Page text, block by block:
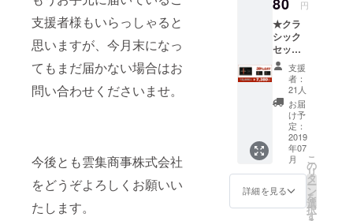
支援者様もいらっしゃると
思いますが、今月末になっ
てもまだ届かない場合はお
問い合わせくださいませ。
今後とも雲集商事株式会社
をどうぞよろしくお願いい
たします。
を日本へ輸
入し、日本
のお客様に
紹介する。
円
★クラ
シック
セット1
点 （一
般販売
予定価
格
12,000
円） <1
セット>
詳細：
・万年
筆1点
・カー
ドリッ
ジ1セッ
支援
者：
21人
お届
け予
定：
2019
年07
月
詳細を見る
こ
の
リ
タ
ー
ン
を
選
択
す